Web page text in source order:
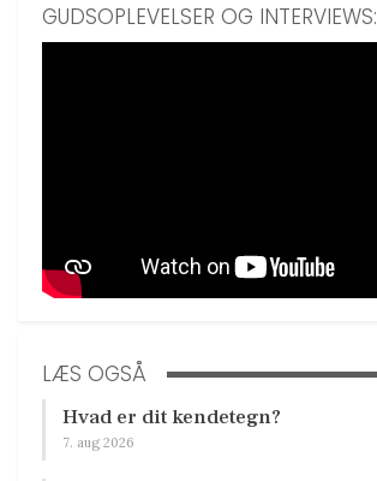
GUDSOPLEVELSER OG INTERVIEWS:
LÆS OGSÅ
Hvad er dit kendetegn?
7. aug 2026